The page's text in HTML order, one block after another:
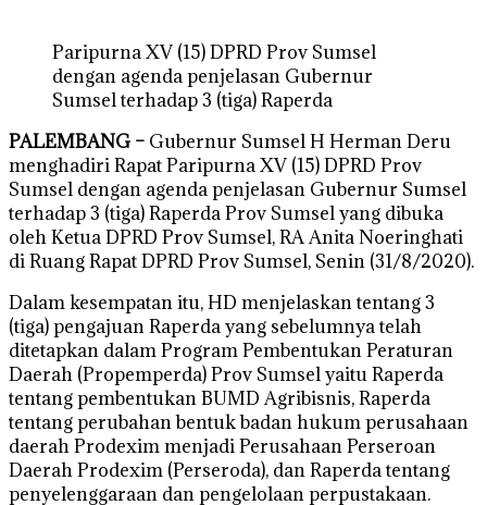
Paripurna XV (15) DPRD Prov Sumsel
dengan agenda penjelasan Gubernur
Sumsel terhadap 3 (tiga) Raperda
PALEMBANG – Gubernur Sumsel H Herman Deru
menghadiri Rapat Paripurna XV (15) DPRD Prov
Sumsel dengan agenda penjelasan Gubernur Sumsel
terhadap 3 (tiga) Raperda Prov Sumsel yang dibuka
oleh Ketua DPRD Prov Sumsel, RA Anita Noeringhati
di Ruang Rapat DPRD Prov Sumsel, Senin (31/8/2020).
Dalam kesempatan itu, HD menjelaskan tentang 3
(tiga) pengajuan Raperda yang sebelumnya telah
ditetapkan dalam Program Pembentukan Peraturan
Daerah (Propemperda) Prov Sumsel yaitu Raperda
tentang pembentukan BUMD Agribisnis, Raperda
tentang perubahan bentuk badan hukum perusahaan
daerah Prodexim menjadi Perusahaan Perseroan
Daerah Prodexim (Perseroda), dan Raperda tentang
penyelenggaraan dan pengelolaan perpustakaan.